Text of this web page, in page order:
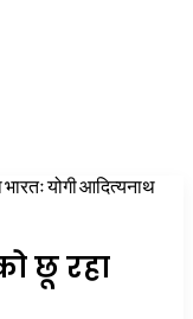
योगी आदित्यनाथ
छू रहा